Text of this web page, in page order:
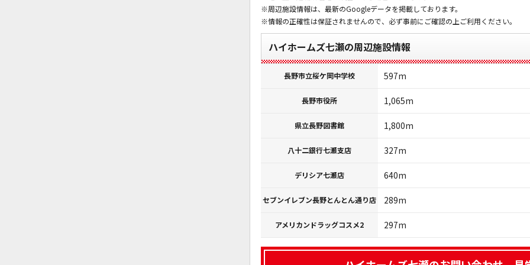
※周辺施設情報は、最新のGoogleデータを掲載しております。
※情報の正確性は保証されませんので、必ず事前にご確認の上ご利用ください。
ハイホームズ七瀬の周辺施設情報
長野市立桜ケ岡中学校 597m
長野市役所 1,065m
県立長野図書館 1,800m
八十二銀行七瀬支店 327m
デリシア七瀬店 640m
セブンイレブン長野とんとん通り店 289m
アメリカンドラッグコスメ2 297m